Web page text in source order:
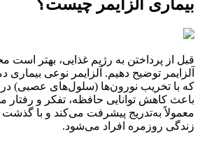
بیماری آلزایمر چیست؟
قبل از پرداختن به رژیم غذایی، بهتر است
آلزایمر توضیح دهیم. آلزایمر نوعی
که با تخریب نورون‌ها (سلول‌های عصبی)
باعث کاهش توانایی حافظه، تفکر و رفتار
معمولاً به‌تدریج پیشرفت می‌کند و با گذشت
زندگی روزمره افراد می‌شود.